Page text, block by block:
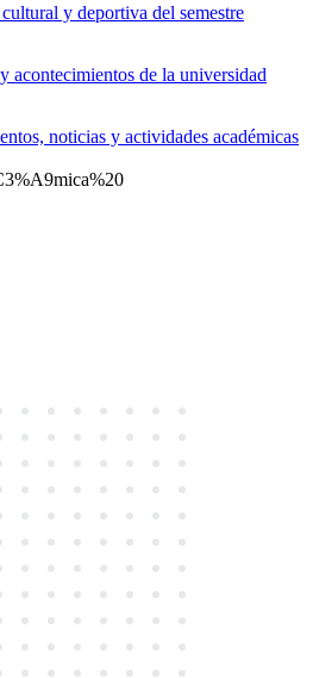
y deportiva del semestre
acontecimientos de la universidad
noticias y actividades académicas